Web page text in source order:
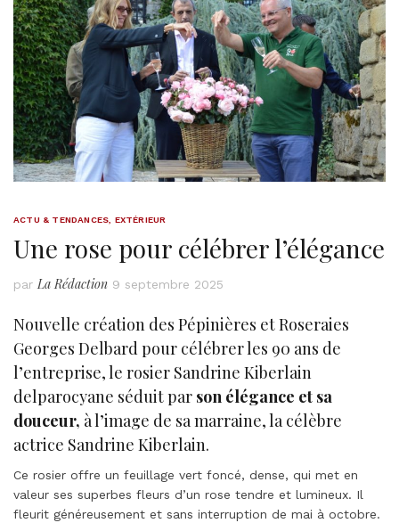
ACTU & TENDANCES EXTÉRIEUR
Une rose pour célébrer l’élégance
par La Rédaction 9 septembre 2025
Nouvelle création des Pépinières et Roseraies
Georges Delbard pour célébrer les 90 ans de
l’entreprise, le rosier Sandrine Kiberlain
delparocyane séduit par son élégance et sa
douceur, à l’image de sa marraine, la célèbre
actrice Sandrine Kiberlain.
Ce rosier offre un feuillage vert foncé, dense, qui met en
valeur ses superbes fleurs d’un rose tendre et lumineux. Il
fleurit généreusement et sans interruption de mai à octobre.